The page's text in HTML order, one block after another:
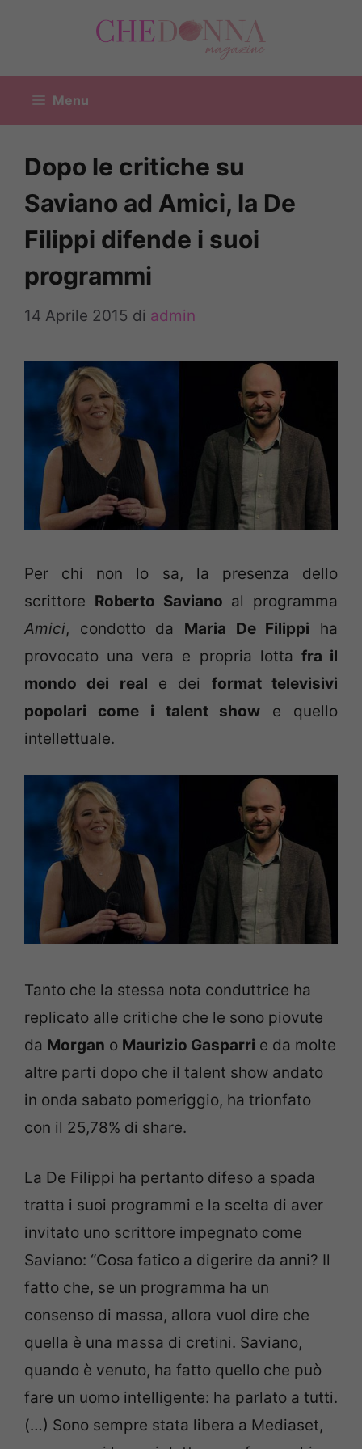
Menu
Dopo le critiche su
Saviano ad Amici, la De
Filippi difende i suoi
programmi
14 Aprile 2015 di admin
Per chi non lo sa, la presenza dello
scrittore Roberto Saviano al programma
Amici, condotto da Maria De Filippi ha
provocato una vera e propria lotta fra il
mondo dei real e dei format televisivi
popolari come i talent show e quello
intellettuale.
Tanto che la stessa nota conduttrice ha
replicato alle critiche che le sono piovute
da Morgan o Maurizio Gasparri e da molte
altre parti dopo che il talent show andato
in onda sabato pomeriggio, ha trionfato
con il 25,78% di share.
La De Filippi ha pertanto difeso a spada
tratta i suoi programmi e la scelta di aver
invitato uno scrittore impegnato come
Saviano: “Cosa fatico a digerire da anni? Il
fatto che, se un programma ha un
consenso di massa, allora vuol dire che
quella è una massa di cretini. Saviano,
quando è venuto, ha fatto quello che può
fare un uomo intelligente: ha parlato a tutti.
(…) Sono sempre stata libera a Mediaset,